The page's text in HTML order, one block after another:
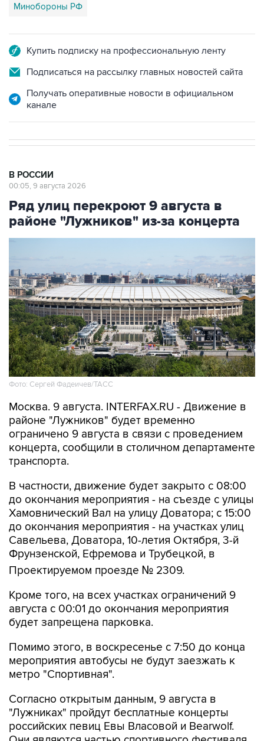
Минобороны РФ
Купить подписку на профессиональную ленту
Подписаться на рассылку главных новостей сайта
Получать оперативные новости в официальном
канале
В РОССИИ
00:05, 9 августа 2026
Ряд улиц перекроют 9 августа в
районе "Лужников" из-за концерта
Фото: Сергей Фадеичев/ТАСС
Москва. 9 августа. INTERFAX.RU - Движение в
районе "Лужников" будет временно
ограничено 9 августа в связи с проведением
концерта, сообщили в столичном департаменте
транспорта.
В частности, движение будет закрыто с 08:00
до окончания мероприятия - на съезде с улицы
Хамовнический Вал на улицу Доватора; с 15:00
до окончания мероприятия - на участках улиц
Савельева, Доватора, 10-летия Октября, 3-й
Фрунзенской, Ефремова и Трубецкой, в
Проектируемом проезде № 2309.
Кроме того, на всех участках ограничений 9
августа с 00:01 до окончания мероприятия
будет запрещена парковка.
Помимо этого, в воскресенье с 7:50 до конца
мероприятия автобусы не будут заезжать к
метро "Спортивная".
Согласно открытым данным, 9 августа в
"Лужниках" пройдут бесплатные концерты
российских певиц Евы Власовой и Bearwolf.